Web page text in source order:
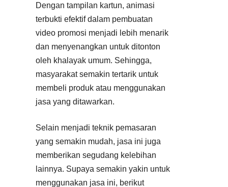
Dengan tampilan kartun, animasi
terbukti efektif dalam pembuatan
video promosi menjadi lebih menarik
dan menyenangkan untuk ditonton
oleh khalayak umum. Sehingga,
masyarakat semakin tertarik untuk
membeli produk atau menggunakan
jasa yang ditawarkan.
Selain menjadi teknik pemasaran
yang semakin mudah, jasa ini juga
memberikan segudang kelebihan
lainnya. Supaya semakin yakin untuk
menggunakan jasa ini, berikut